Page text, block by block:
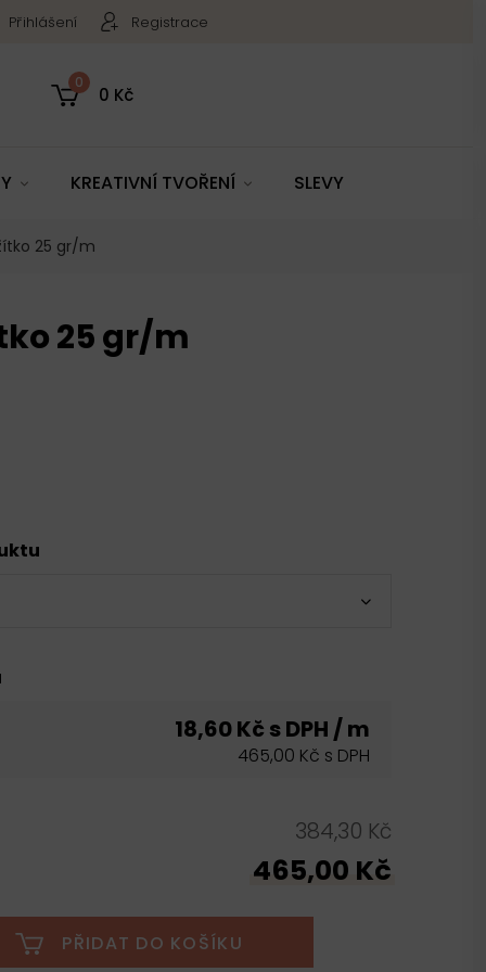
Přihlášení Registrace
0
0 Kč
KREATIVNÍ TVOŘENÍ SLEVY
25 gr/m
25 gr/m
18,60 Kč s DPH / m
465,00 Kč s DPH
384,30 Kč
465,00 Kč
PŘIDAT DO KOŠÍKU